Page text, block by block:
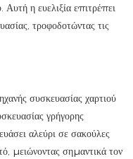
η ευελιξία επιτρέπει
τροφοδοτώντας τις
συσκευασίας χαρτιού
γρήγορης
αλεύρι σε σακούλες
μειώνοντας σημαντικά τον